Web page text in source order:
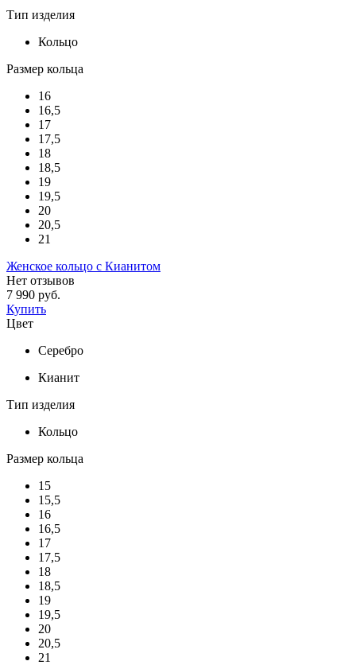
Тип изделия
Кольцо
Размер кольца
16
16,5
17
17,5
18
18,5
19
19,5
20
20,5
21
Женское кольцо с Кианитом
Нет отзывов
7 990 руб.
Купить
Цвет
Серебро
Кианит
Тип изделия
Кольцо
Размер кольца
15
15,5
16
16,5
17
17,5
18
18,5
19
19,5
20
20,5
21